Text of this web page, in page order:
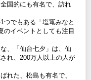
国的にも有名で、訪れ
つでもある「塩竃みなと
のイベントとしても注目
、「仙台七夕」は、仙
れ、200万人以上の人が
れた、松島も有名で、